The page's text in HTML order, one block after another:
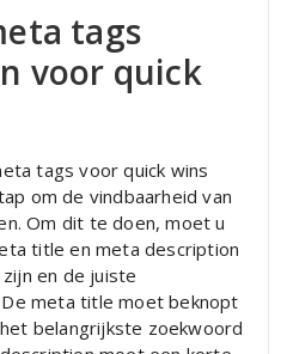
tags
voor quick
tags voor quick wins
om de vindbaarheid van
Om dit te doen, moet u
title en meta description
en de juiste
meta title moet beknopt
belangrijkste zoekwoord